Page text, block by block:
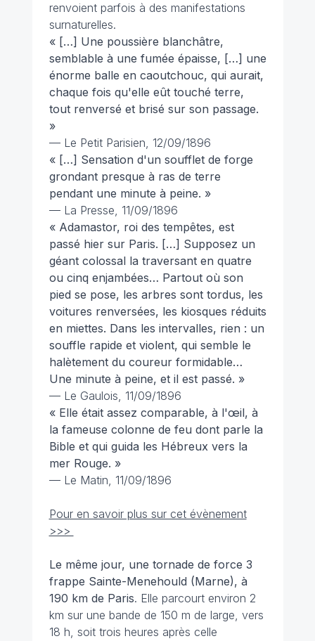
renvoient parfois à des manifestations
surnaturelles.
« […] Une poussière blanchâtre,
semblable à une fumée épaisse, […] une
énorme balle en caoutchouc, qui aurait,
chaque fois qu'elle eût touché terre,
tout renversé et brisé sur son passage.
»
— Le Petit Parisien, 12/09/1896
« […] Sensation d'un soufflet de forge
grondant presque à ras de terre
pendant une minute à peine. »
— La Presse, 11/09/1896
« Adamastor, roi des tempêtes, est
passé hier sur Paris. […] Supposez un
géant colossal la traversant en quatre
ou cinq enjambées… Partout où son
pied se pose, les arbres sont tordus, les
voitures renversées, les kiosques réduits
en miettes. Dans les intervalles, rien : un
souffle rapide et violent, qui semble le
halètement du coureur formidable…
Une minute à peine, et il est passé. »
— Le Gaulois, 11/09/1896
« Elle était assez comparable, à l'œil, à
la fameuse colonne de feu dont parle la
Bible et qui guida les Hébreux vers la
mer Rouge. »
— Le Matin, 11/09/1896
Pour en savoir plus sur cet évènement
>>>
Le même jour, une tornade de force 3
frappe Sainte-Menehould (Marne), à
190 km de Paris. Elle parcourt environ 2
km sur une bande de 150 m de large, vers
18 h, soit trois heures après celle